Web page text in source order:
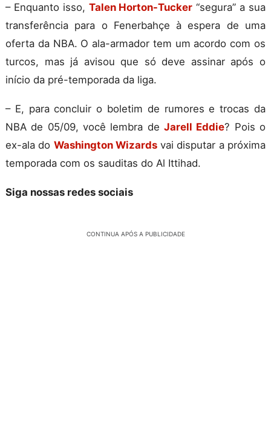
– Enquanto isso, Talen Horton-Tucker “segura” a sua
transferência para o Fenerbahçe à espera de uma
oferta da NBA. O ala-armador tem um acordo com os
turcos, mas já avisou que só deve assinar após o
início da pré-temporada da liga.
– E, para concluir o boletim de rumores e trocas da
NBA de 05/09, você lembra de Jarell Eddie? Pois o
ex-ala do Washington Wizardsvai disputar a próxima
temporada com os sauditas do Al Ittihad.
Siga nossas redes sociais
CONTINUA APÓS A PUBLICIDADE